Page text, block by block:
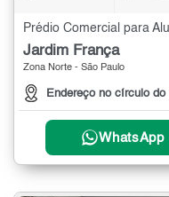
Prédio Comercial para
Jardim França
Zona Norte - São Paulo
Endereço no círculo do
WhatsApp